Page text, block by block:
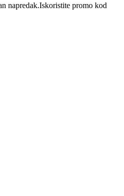
napredak.Iskoristite promo kod